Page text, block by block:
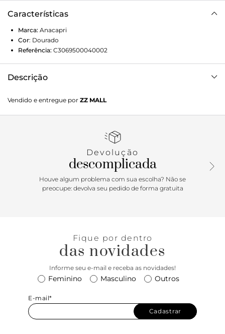
Características
Marca: Anacapri
Cor: Dourado
Referência: C3069500040002
Descrição
metálico, na cor bege. O modelo de material similar ao
couro - com detalhe glam em manta brilhosa - apresenta
bombadas, presas por tachas metálicas que se unem na
fina bombada traseira, que contorna o calcanhar, com
fecho afivelado lateral. De biqueira arredondada, possui
salto em bloco baixo, com palmilha acolchoada comfy, no
mesmo tom da sandália, com assinatura Anacapri. Porque
charmosa e elegante, ela garante o glow up no visual. É
tempo de celebrar com leveza e conforto, sim, por favor!
Vendido e entregue por ZZ MALL
Devolução
descomplicada
Houve algum problema com sua escolha? Não se
preocupe: devolva seu pedido de forma gratuita
Fique por dentro
das novidades
Informe seu e-mail e receba as novidades!
Feminino Masculino Outros
E-mail*
Cadastrar